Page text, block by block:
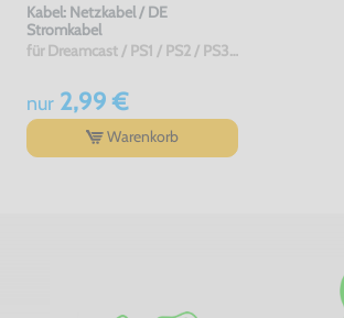
Kabel: Netzkabel / DE
Stromkabel
für Dreamcast / PS1 / PS2 / PS3 / PS4 / Saturn / Xbox / 3DO, gebraucht
nur2,99 €
Warenkorb